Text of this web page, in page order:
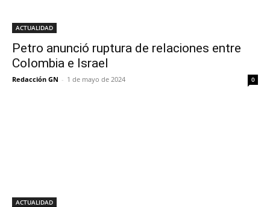
ACTUALIDAD
Petro anunció ruptura de relaciones entre
Colombia e Israel
Redacción GN - 1 de mayo de 2024 0
ACTUALIDAD